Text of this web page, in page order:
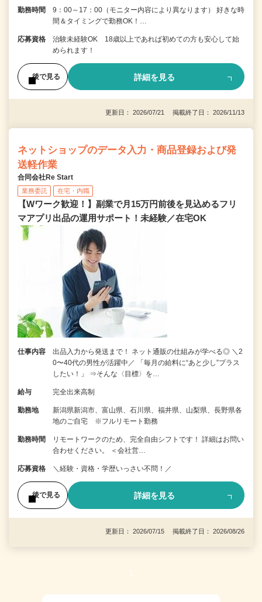
勤務時間
9：00～17：00（モニター内容により異なります） 好きな時
間＆タイミングで勤務OK！…
応募資格
治験未経験OK 18歳以上であれば初めての方も安心して始
められます！
後で見る 詳細を見る
更新日： 2026/07/21 掲載終了日： 2026/11/13
ネットショップのデータ入力・商品登録および発
送軽作業
合同会社Re Start
業務委託 在宅・内職
【Wワーク歓迎！】副業で月15万円前後を見込めるフリ
マアプリ出品の運用サポート！未経験／在宅OK
仕事内容
出品入力から発送まで！ ネット通販の仕組みが学べる◎ ＼2
0〜40代の男性が活躍中／ 「毎月の給料に“あと少し”プラス
したい！」 ⇒そんな〈目標〉を…
給与 完全出来高制
勤務地
新潟県新潟市、富山県、石川県、福井県、山梨県、長野県各
地のご自宅 ※フルリモート勤務
勤務時間
リモートワークのため、完全自由シフトです！ 詳細はお問い
合わせください。 ＜会社営…
応募資格 ＼経験・資格・学歴いっさい不問！／
後で見る 詳細を見る
更新日： 2026/07/15 掲載終了日： 2026/08/26
1